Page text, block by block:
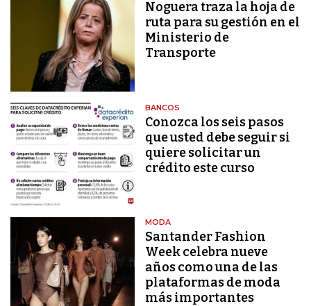
Noguera traza la hoja de
ruta para su gestión en el
Ministerio de
Transporte
BANCOS
Conozca los seis pasos
que usted debe seguir si
quiere solicitar un
crédito este curso
MODA
Santander Fashion
Week celebra nueve
años como una de las
plataformas de moda
más importantes